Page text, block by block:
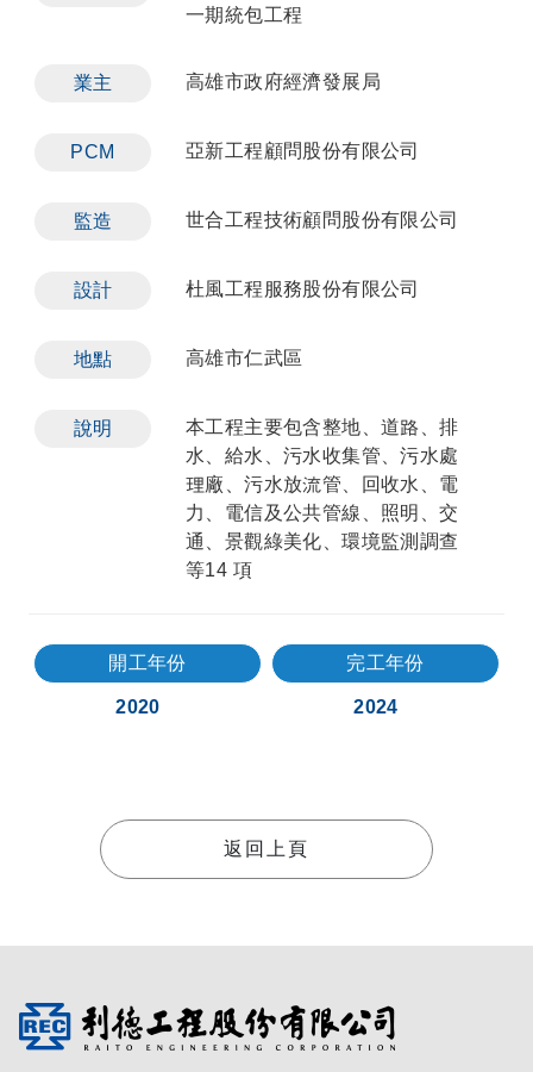
一期統包工程
業主 高雄市政府經濟發展局
PCM 亞新工程顧問股份有限公司
監造 世合工程技術顧問股份有限公司
設計 杜風工程服務股份有限公司
地點 高雄市仁武區
說明
本工程主要包含整地、道路、排
水、給水、污水收集管、污水處
理廠、污水放流管、回收水、電
力、電信及公共管線、照明、交
通、景觀綠美化、環境監測調查
等14 項
開工年份
2020
完工年份
2024
返回上頁